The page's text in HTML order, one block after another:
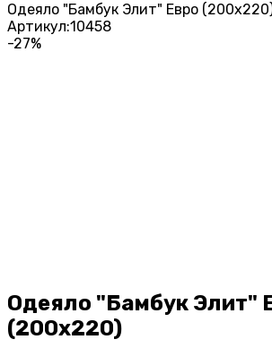
Одеяло "Бамбук Элит" Евро
Артикул:10458
-27%
Одеяло "Бамбук Элит"
(200х220)